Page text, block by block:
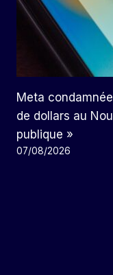
Meta
de dollars au
publique »
07/08/2026